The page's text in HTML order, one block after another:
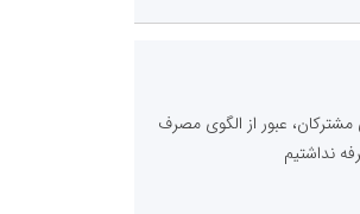
عبور از الگوی مصرف
نداشتیم